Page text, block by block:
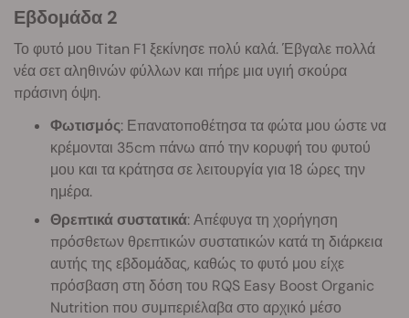
Εβδομάδα 2
Το φυτό μου Titan F1 ξεκίνησε πολύ καλά. Έβγαλε πολλά
νέα σετ αληθινών φύλλων και πήρε μια υγιή σκούρα
πράσινη όψη.
Φωτισμός: Επανατοποθέτησα τα φώτα μου ώστε να
κρέμονται 35cm πάνω από την κορυφή του φυτού
μου και τα κράτησα σε λειτουργία για 18 ώρες την
ημέρα.
Θρεπτικά συστατικά: Απέφυγα τη χορήγηση
πρόσθετων θρεπτικών συστατικών κατά τη διάρκεια
αυτής της εβδομάδας, καθώς το φυτό μου είχε
πρόσβαση στη δόση του RQS Easy Boost Organic
Nutrition που συμπεριέλαβα στο αρχικό μέσο